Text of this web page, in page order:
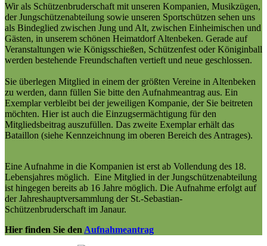
Wir als Schützenbruderschaft mit unseren Kompanien, Musikzügen,
der Jungschützenabteilung sowie unseren Sportschützen sehen uns
als Bindeglied zwischen Jung und Alt, zwischen Einheimischen und
Gästen, in unserem schönen Heimatdorf Altenbeken. Gerade auf
Veranstaltungen wie Königsschießen, Schützenfest oder Königinball
werden bestehende Freundschaften vertieft und neue geschlossen.
Sie überlegen Mitglied in einem der größten Vereine in Altenbeken
zu werden, dann füllen Sie bitte den Aufnahmeantrag aus. Ein
Exemplar verbleibt bei der jeweiligen Kompanie, der Sie beitreten
möchten. Hier ist auch die Einzugsermächtigung für den
Mitgliedsbeitrag auszufüllen. Das zweite Exemplar erhält das
Bataillon (siehe Kennzeichnung im oberen Bereich des Antrages).
Eine Aufnahme in die Kompanien ist erst ab Vollendung des 18.
Lebensjahres möglich. Eine Mitglied in der Jungschützenabteilung
ist hingegen bereits ab 16 Jahre möglich. Die Aufnahme erfolgt auf
der Jahreshauptversammlung der St.-Sebastian-
Schützenbruderschaft im Janaur.
Hier finden Sie den Aufnahmeantrag